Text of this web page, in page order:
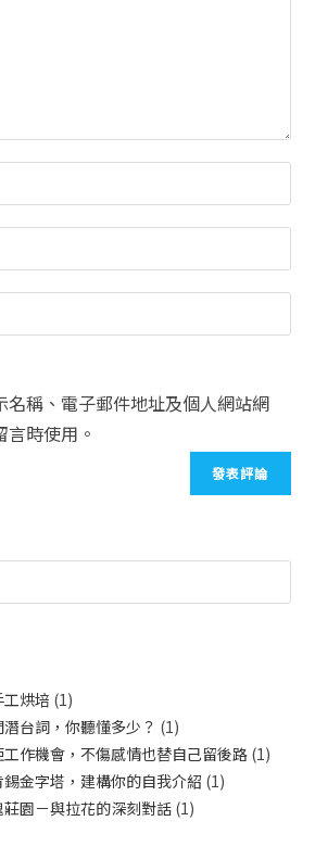
名稱、電子郵件地址及個人網站網
時使用。
工烘培 (1)
潛台詞，你聽懂多少？ (1)
工作機會，不傷感情也替自己留後路 (1)
錫金字塔，建構你的自我介紹 (1)
莊園－與拉花的深刻對話 (1)